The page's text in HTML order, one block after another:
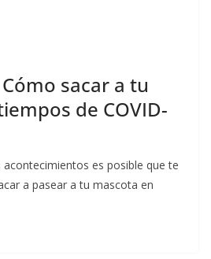
sacar a tu
de COVID-
es posible que te
a pasear a tu mascota en